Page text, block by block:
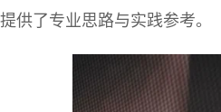
提供了专业思路与实践参考。